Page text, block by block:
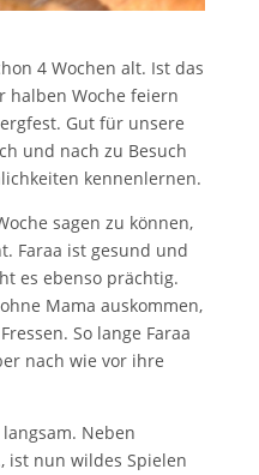
4 Wochen alt. Ist das
halben Woche feiern
Gut für unsere
und nach zu Besuch
kennenlernen.
sagen zu können,
Faraa ist gesund und
es ebenso prächtig.
Mama auskommen,
So lange Faraa
nach wie vor ihre
Neben
ist nun wildes Spielen